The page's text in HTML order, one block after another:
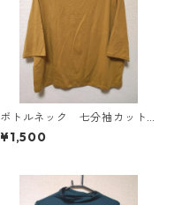
ボトルネック 七分袖カット
ソー ４Ｌ マスタード KA
E-4818
¥1,500